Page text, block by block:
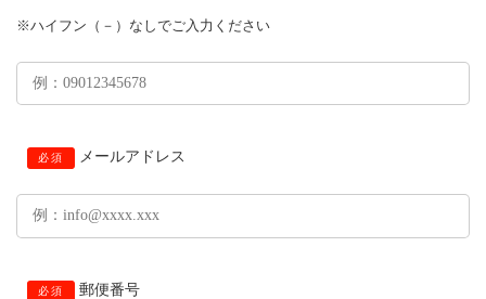
※ハイフン（－）なしでご入力ください
必須 メールアドレス
必須 郵便番号